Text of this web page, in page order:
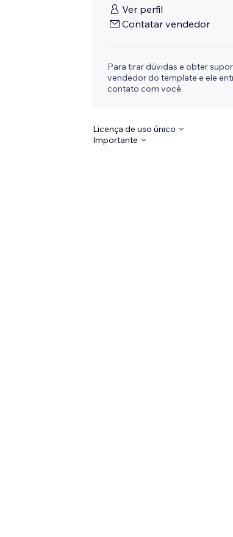
Ver perfil
Contatar vendedor
Para tirar dúvidas e obter
vendedor do template e ele
contato com você.
Licença de uso único
Importante